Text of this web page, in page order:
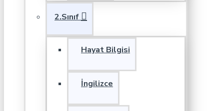
2.Sınıf
Hayat Bilgisi
İngilizce